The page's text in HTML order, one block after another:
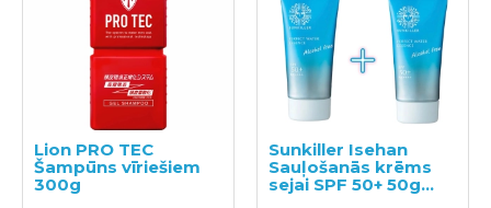
Lion PRO TEC
Šampūns vīriešiem
300g
Sunkiller Isehan
Sauļošanās krēms
sejai SPF 50+ 50g